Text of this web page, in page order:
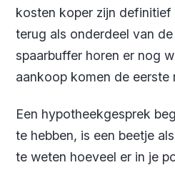
kosten koper zijn
terug als onderdeel van
spaarbuffer horen er nog
aankoop komen de eerste
Een hypotheekgesprek
te hebben, is een beetje
te weten hoeveel er in je